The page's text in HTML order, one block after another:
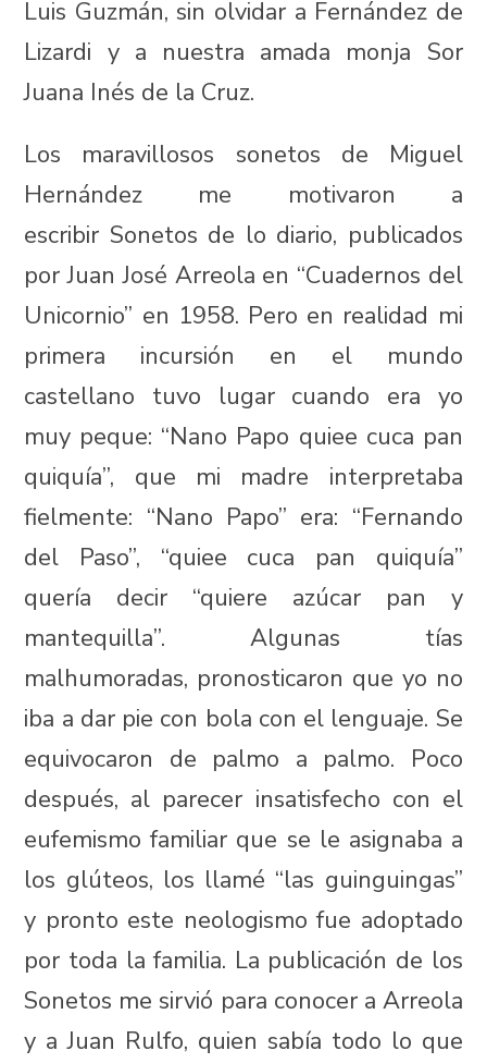
Luis Guzmán, sin olvidar a Fernández de
Lizardi y a nuestra amada monja Sor
Juana Inés de la Cruz.
Los maravillosos sonetos de Miguel
Hernández me motivaron a
escribir Sonetos de lo diario, publicados
por Juan José Arreola en “Cuadernos del
Unicornio” en 1958. Pero en realidad mi
primera incursión en el mundo
castellano tuvo lugar cuando era yo
muy peque: “Nano Papo quiee cuca pan
quiquía”, que mi madre interpretaba
fielmente: “Nano Papo” era: “Fernando
del Paso”, “quiee cuca pan quiquía”
quería decir “quiere azúcar pan y
mantequilla”. Algunas tías
malhumoradas, pronosticaron que yo no
iba a dar pie con bola con el lenguaje. Se
equivocaron de palmo a palmo. Poco
después, al parecer insatisfecho con el
eufemismo familiar que se le asignaba a
los glúteos, los llamé “las guinguingas”
y pronto este neologismo fue adoptado
por toda la familia. La publicación de los
Sonetos me sirvió para conocer a Arreola
y a Juan Rulfo, quien sabía todo lo que